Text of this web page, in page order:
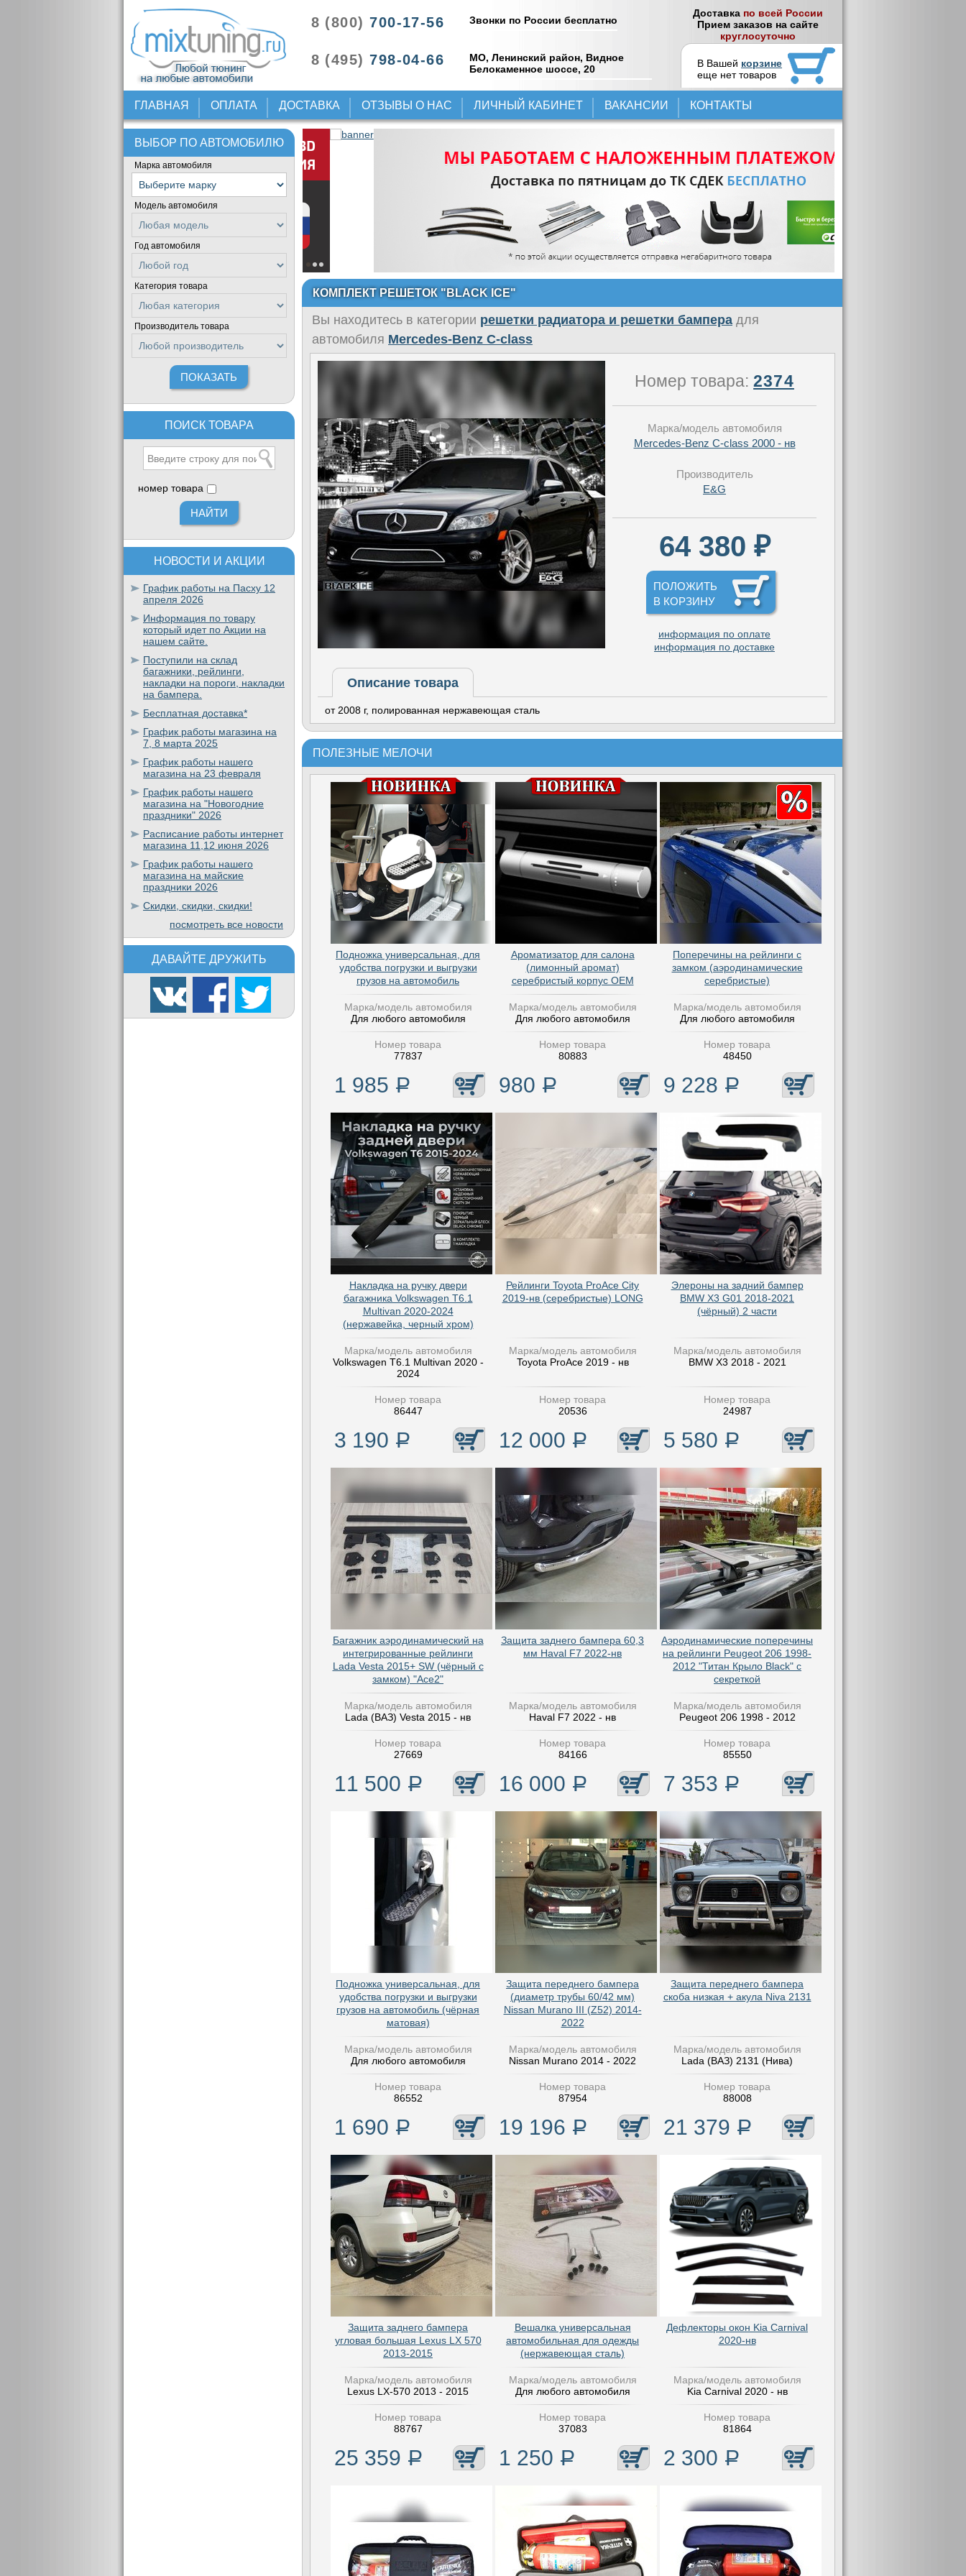
8 (800) 700-17-56
8 (495) 798-04-66
Звонки по России бесплатно
МО, Ленинский район, Видное
Белокаменное шоссе, 20
Доставка по всей России
Прием заказов на сайте
круглосуточно
В Вашей корзине
еще нет товаров
ГЛАВНАЯ ОПЛАТА ДОСТАВКА ОТЗЫВЫ О НАС ЛИЧНЫЙ КАБИНЕТ ВАКАНСИИ КОНТАКТЫ
ВЫБОР ПО АВТОМОБИЛЮ
Марка автомобиля
Модель автомобиля
Год автомобиля
Категория товара
Производитель товара
ПОИСК ТОВАРА
номер товара
НОВОСТИ И АКЦИИ
График работы на Пасху 12
апреля 2026
Информация по товару
который идет по Акции на
нашем сайте.
Поступили на склад
багажники, рейлинги,
накладки на пороги, накладки
на бампера.
Бесплатная доставка*
График работы магазина на
7, 8 марта 2025
График работы нашего
магазина на 23 февраля
График работы нашего
магазина на "Новогодние
праздники" 2026
Расписание работы интернет
магазина 11,12 июня 2026
График работы нашего
магазина на майские
праздники 2026
Скидки, скидки, скидки!
посмотреть все новости
ДАВАЙТЕ ДРУЖИТЬ
КОМПЛЕКТ РЕШЕТОК "BLACK ICE"
Вы находитесь в категории решетки радиатора и решетки бампера для
автомобиля Mercedes-Benz C-class
Номер товара:2374
Марка/модель автомобиля
Mercedes-Benz C-class 2000 - нв
Производитель
E&G
64 380 ₽
ПОЛОЖИТЬ
В КОРЗИНУ
информация по оплате
информация по доставке
Описание товара
от 2008 г, полированная нержавеющая сталь
ПОЛЕЗНЫЕ МЕЛОЧИ
Подножка универсальная, для
удобства погрузки и выгрузки
грузов на автомобиль
Марка/модель автомобиля
Для любого автомобиля
Номер товара
77837
1 985 Р
Ароматизатор для салона
(лимонный аромат)
серебристый корпус OEM
Марка/модель автомобиля
Для любого автомобиля
Номер товара
80883
980 Р
Поперечины на рейлинги с
замком (аэродинамические
серебристые)
Марка/модель автомобиля
Для любого автомобиля
Номер товара
48450
9 228 Р
Накладка на ручку двери
багажника Volkswagen T6.1
Multivan 2020-2024
(нержавейка, черный хром)
Марка/модель автомобиля
Volkswagen T6.1 Multivan 2020 -
2024
Номер товара
86447
3 190 Р
Рейлинги Toyota ProAce City
2019-нв (серебристые) LONG
Марка/модель автомобиля
Toyota ProAce 2019 - нв
Номер товара
20536
12 000 Р
Элероны на задний бампер
BMW X3 G01 2018-2021
(чёрный) 2 части
Марка/модель автомобиля
BMW X3 2018 - 2021
Номер товара
24987
5 580 Р
Багажник аэродинамический на
интегрированные рейлинги
Lada Vesta 2015+ SW (чёрный с
замком) "Ace2"
Марка/модель автомобиля
Lada (ВАЗ) Vesta 2015 - нв
Номер товара
27669
11 500 Р
Защита заднего бампера 60,3
мм Haval F7 2022-нв
Марка/модель автомобиля
Haval F7 2022 - нв
Номер товара
84166
16 000 Р
Аэродинамические поперечины
на рейлинги Peugeot 206 1998-
2012 "Титан Крыло Black" с
секреткой
Марка/модель автомобиля
Peugeot 206 1998 - 2012
Номер товара
85550
7 353 Р
Подножка универсальная, для
удобства погрузки и выгрузки
грузов на автомобиль (чёрная
матовая)
Марка/модель автомобиля
Для любого автомобиля
Номер товара
86552
1 690 Р
Защита переднего бампера
(диаметр трубы 60/42 мм)
Nissan Murano III (Z52) 2014-
2022
Марка/модель автомобиля
Nissan Murano 2014 - 2022
Номер товара
87954
19 196 Р
Защита переднего бампера
скоба низкая + акула Niva 2131
Марка/модель автомобиля
Lada (ВАЗ) 2131 (Нива)
Номер товара
88008
21 379 Р
Защита заднего бампера
угловая большая Lexus LX 570
2013-2015
Марка/модель автомобиля
Lexus LX-570 2013 - 2015
Номер товара
88767
25 359 Р
Вешалка универсальная
автомобильная для одежды
(нержавеющая сталь)
Марка/модель автомобиля
Для любого автомобиля
Номер товара
37083
1 250 Р
Дефлекторы окон Kia Carnival
2020-нв
Марка/модель автомобиля
Kia Carnival 2020 - нв
Номер товара
81864
2 300 Р